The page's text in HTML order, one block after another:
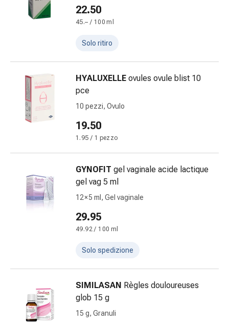
medicazione
ricambio
Medicazioni
disinfezione
delle
ferite
Medicazioni
cutanee
adesive
vescicante
Tamponi
medicali
22.50
45.– / 100 ml
Solo ritiro
HYALUXELLE ovules ovule blist 10
pce
10 pezzi, Ovulo
19.50
1.95 / 1 pezzo
GYNOFIT gel vaginale acide lactique
gel vag 5 ml
12 × 5 ml, Gel vaginale
29.95
49.92 / 100 ml
Solo spedizione
SIMILASAN Règles douloureuses
glob 15 g
15 g, Granuli